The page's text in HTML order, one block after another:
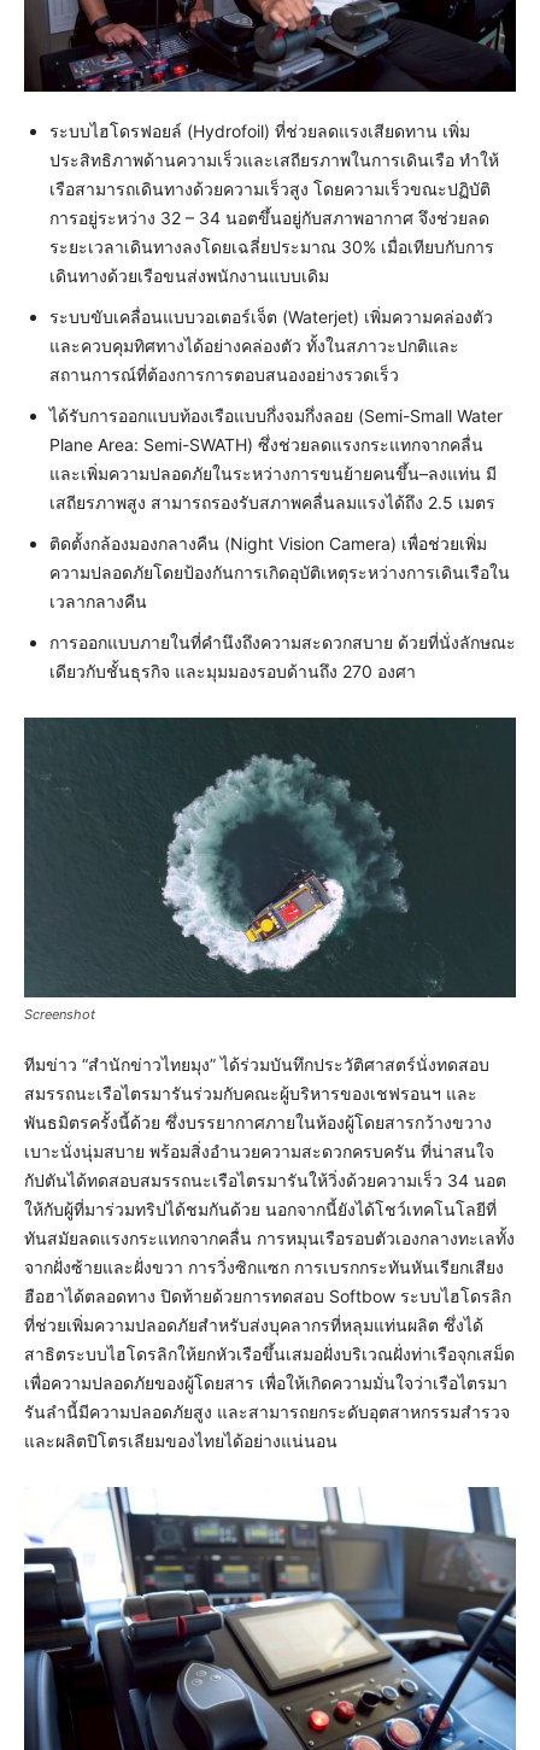
ระบบไฮโดรฟอยล์ (Hydrofoil) ที่ช่วยลดแรงเสียดทาน เพิ่ม
ประสิทธิภาพด้านความเร็วและเสถียรภาพในการเดินเรือ ทำให้
เรือสามารถเดินทางด้วยความเร็วสูง โดยความเร็วขณะปฏิบัติ
การอยู่ระหว่าง 32 – 34 นอตขึ้นอยู่กับสภาพอากาศ จึงช่วยลด
ระยะเวลาเดินทางลงโดยเฉลี่ยประมาณ 30% เมื่อเทียบกับการ
เดินทางด้วยเรือขนส่งพนักงานแบบเดิม
ระบบขับเคลื่อนแบบวอเตอร์เจ็ต (Waterjet) เพิ่มความคล่องตัว
และควบคุมทิศทางได้อย่างคล่องตัว ทั้งในสภาวะปกติและ
สถานการณ์ที่ต้องการการตอบสนองอย่างรวดเร็ว
ได้รับการออกแบบท้องเรือแบบกึ่งจมกึ่งลอย (Semi-Small Water
Plane Area: Semi-SWATH) ซึ่งช่วยลดแรงกระแทกจากคลื่น
และเพิ่มความปลอดภัยในระหว่างการขนย้ายคนขึ้น–ลงแท่น มี
เสถียรภาพสูง สามารถรองรับสภาพคลื่นลมแรงได้ถึง 2.5 เมตร
ติดตั้งกล้องมองกลางคืน (Night Vision Camera) เพื่อช่วยเพิ่ม
ความปลอดภัยโดยป้องกันการเกิดอุบัติเหตุระหว่างการเดินเรือใน
เวลากลางคืน
การออกแบบภายในที่คำนึงถึงความสะดวกสบาย ด้วยที่นั่งลักษณะ
เดียวกับชั้นธุรกิจ และมุมมองรอบด้านถึง 270 องศา
Screenshot
ทีมข่าว “สำนักข่าวไทยมุง” ได้ร่วมบันทึกประวัติศาสตร์นั่งทดสอบ
สมรรถนะเรือไตรมารันร่วมกับคณะผู้บริหารของเชฟรอนฯ และ
พันธมิตรครั้งนี้ด้วย ซึ่งบรรยากาศภายในห้องผู้โดยสารกว้างขวาง
เบาะนั่งนุ่มสบาย พร้อมสิ่งอำนวยความสะดวกครบครัน ที่น่าสนใจ
กัปตันได้ทดสอบสมรรถนะเรือไตรมารันให้วิ่งด้วยความเร็ว 34 นอต
ให้กับผู้ที่มาร่วมทริปได้ชมกันด้วย นอกจากนี้ยังได้โชว์เทคโนโลยีที่
ทันสมัยลดแรงกระแทกจากคลื่น การหมุนเรือรอบตัวเองกลางทะเลทั้ง
จากฝั่งซ้ายและฝั่งขวา การวิ่งซิกแซก การเบรกกระทันหันเรียกเสียง
ฮือฮาได้ตลอดทาง ปิดท้ายด้วยการทดสอบ Softbow ระบบไฮโดรลิก
ที่ช่วยเพิ่มความปลอดภัยสำหรับส่งบุคลากรที่หลุมแท่นผลิต ซึ่งได้
สาธิตระบบไฮโดรลิกให้ยกหัวเรือขึ้นเสมอฝั่งบริเวณฝั่งท่าเรือจุกเสม็ด
เพื่อความปลอดภัยของผู้โดยสาร เพื่อให้เกิดความมั่นใจว่าเรือไตรมา
รันลำนี้มีความปลอดภัยสูง และสามารถยกระดับอุตสาหกรรมสำรวจ
และผลิตปิโตรเลียมของไทยได้อย่างแน่นอน